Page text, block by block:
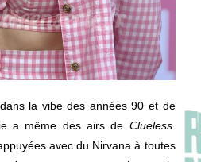
la vibe des années 90 et de
a même des airs de Clueless.
avec du Nirvana à toutes